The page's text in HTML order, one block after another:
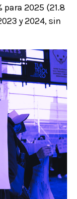
para 2025 (21.8
y 2024, sin